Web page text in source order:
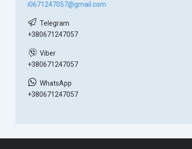
i0671247057@gmail.com
+380671247057
+380671247057
+380671247057